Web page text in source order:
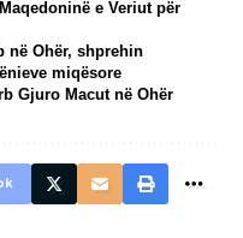
e Veriut për
në Ohër, shprehin
miqësore
Gjuro Macut në Ohër